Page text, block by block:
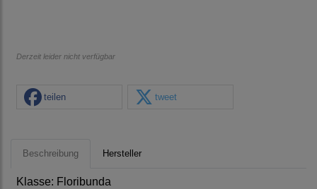
Derzeit leider nicht verfügbar
teilen tweet
Beschreibung Hersteller
Klasse: Floribunda